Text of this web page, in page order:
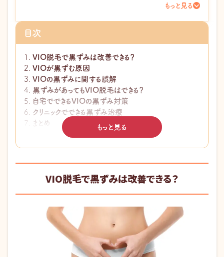
もっと見る
目次
VIO脱毛で黒ずみは改善できる？
VIOが黒ずむ原因
VIOの黒ずみに関する誤解
黒ずみがあってもVIO脱毛はできる？
自宅でできるVIOの黒ずみ対策
クリニックでできる黒ずみ治療
まとめ
このページの監修医師
もっと見る
VIO脱毛で黒ずみは改善できる？